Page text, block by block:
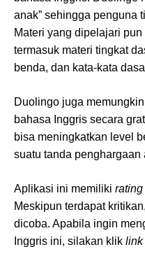
anak” sehingga penguna
Materi yang dipelajari
termasuk materi tingkat
benda, dan kata-kata
Duolingo juga
bahasa Inggris secara
bisa meningkatkan level
suatu tanda penghargaan
Aplikasi ini memiliki rating
Meskipun terdapat
dicoba. Apabila ingin
Inggris ini, silakan klik link